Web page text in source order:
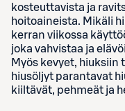
kosteuttavista ja
hoitoaineista. Mikäli
kerran viikossa
joka vahvistaa ja
Myös kevyet,
hiusöljyt parantavat
kiiltävät, pehmeät ja